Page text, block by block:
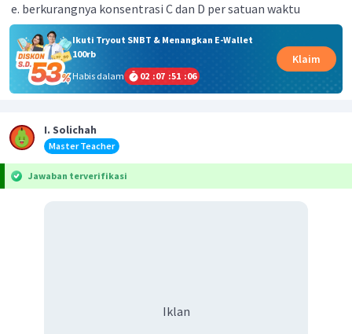
berkurangnya konsentrasi C dan D per satuan waktu
Ikuti Tryout SNBT & Menangkan E-Wallet
100rb
Habis dalam
02 :07 :51 :05
Klaim
I. Solichah
Master Teacher
Jawaban terverifikasi
Iklan